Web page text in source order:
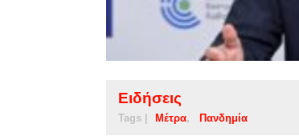
Ειδήσεις
Tags | Μέτρα Πανδημία